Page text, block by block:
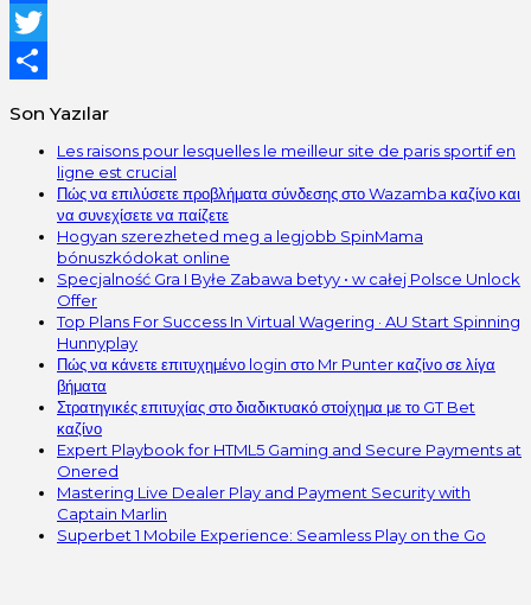
Facebook
Twitter
Son Yazılar
Les raisons pour lesquelles le meilleur site de paris sportif en
ligne est crucial
Πώς να επιλύσετε προβλήματα σύνδεσης στο Wazamba καζίνο και
να συνεχίσετε να παίζετε
Hogyan szerezheted meg a legjobb SpinMama
bónuszkódokat online
Specjalność Gra I Byłe Zabawa betyy • w całej Polsce Unlock
Offer
Top Plans For Success In Virtual Wagering · AU Start Spinning
Hunnyplay
Πώς να κάνετε επιτυχημένο login στο Mr Punter καζίνο σε λίγα
βήματα
Στρατηγικές επιτυχίας στο διαδικτυακό στοίχημα με το GT Bet
καζίνο
Expert Playbook for HTML5 Gaming and Secure Payments at
Onered
Mastering Live Dealer Play and Payment Security with
Captain Marlin
Superbet 1 Mobile Experience: Seamless Play on the Go